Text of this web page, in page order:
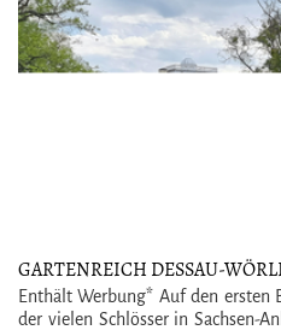
GARTENREICH DESSAU-
ZUM UNESCO-
Enthält Werbung* Auf den ersten
der vielen Schlösser in Sachsen-